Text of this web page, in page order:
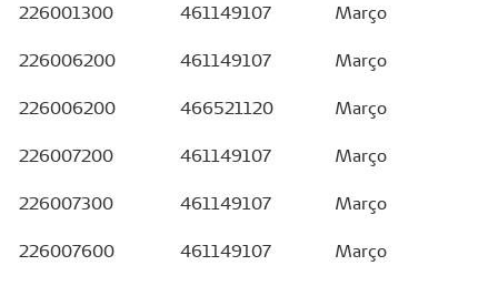
226001300 461149107 Março
226006200 461149107 Março
226006200 466521120 Março
226007200 461149107 Março
226007300 461149107 Março
226007600 461149107 Março